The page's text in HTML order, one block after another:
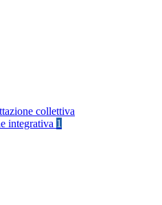
collettiva
integrativa 1